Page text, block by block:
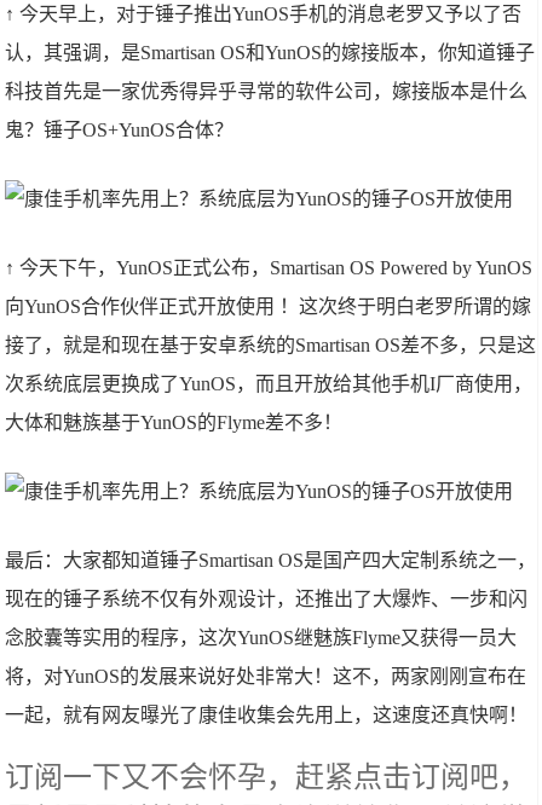
↑ 今天早上，对于锤子推出YunOS手机的消息老罗又予以了否
认，其强调，是Smartisan OS和YunOS的嫁接版本，你知道锤子
科技首先是一家优秀得异乎寻常的软件公司，嫁接版本是什么
鬼？锤子OS+YunOS合体？
↑ 今天下午，YunOS正式公布，Smartisan OS Powered by YunOS
向YunOS合作伙伴正式开放使用 ！这次终于明白老罗所谓的嫁
接了，就是和现在基于安卓系统的Smartisan OS差不多，只是这
次系统底层更换成了YunOS，而且开放给其他手机I厂商使用，
大体和魅族基于YunOS的Flyme差不多！
最后：大家都知道锤子Smartisan OS是国产四大定制系统之一，
现在的锤子系统不仅有外观设计，还推出了大爆炸、一步和闪
念胶囊等实用的程序，这次YunOS继魅族Flyme又获得一员大
将，对YunOS的发展来说好处非常大！这不，两家刚刚宣布在
一起，就有网友曝光了康佳收集会先用上，这速度还真快啊！
订阅一下又不会怀孕，赶紧点击订阅吧，